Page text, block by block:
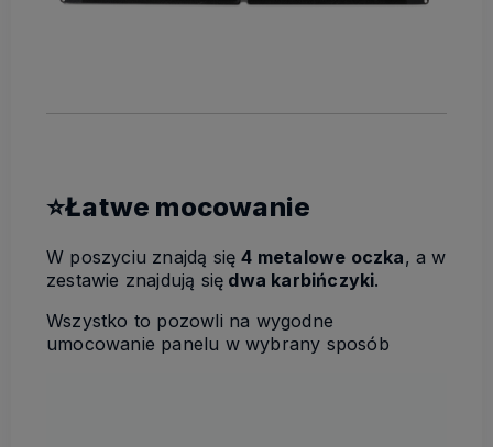
⭐Łatwe mocowanie
W poszyciu znajdą się4 metalowe oczka, a w
zestawie znajdują się dwa karbińczyki.
Wszystko to pozowli na wygodne
umocowanie panelu w wybrany sposób